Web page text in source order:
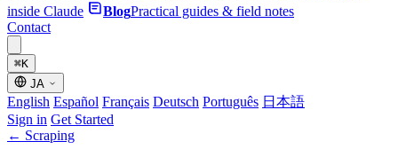
inside Claude
BlogPractical guides & field notes
Contact
⌘K
JA
English Español Français Deutsch Português 日本語
Sign in Get Started
← Scraping